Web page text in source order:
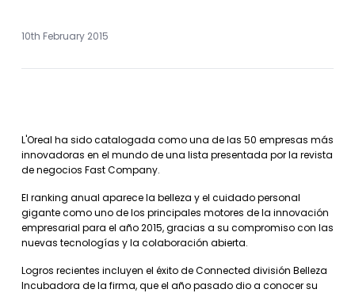
10th February 2015
L'Oreal ha sido catalogada como una de las 50 empresas más
innovadoras en el mundo de una lista presentada por la revista
de negocios Fast Company.
El ranking anual aparece la belleza y el cuidado personal
gigante como uno de los principales motores de la innovación
empresarial para el año 2015, gracias a su compromiso con las
nuevas tecnologías y la colaboración abierta.
Logros recientes incluyen el éxito de Connected división Belleza
Incubadora de la firma, que el año pasado dio a conocer su